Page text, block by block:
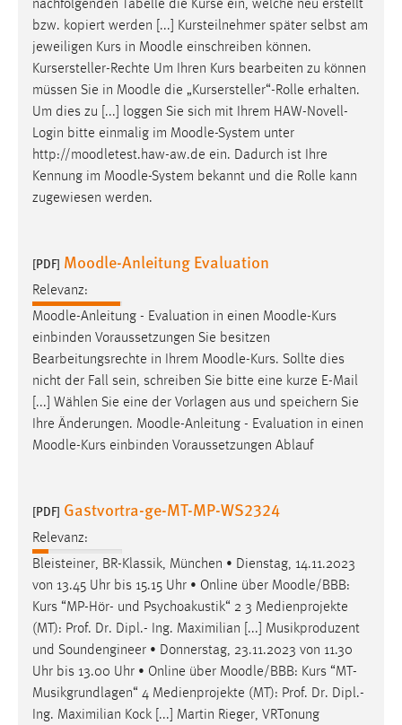
nachfolgenden Tabelle die Kurse ein, welche neu erstellt
bzw. kopiert werden [...] Kursteilnehmer später selbst am
jeweiligen Kurs in Moodle einschreiben können.
Kursersteller-Rechte Um Ihren Kurs bearbeiten zu können
müssen Sie in Moodle die „Kursersteller“-Rolle erhalten.
Um dies zu [...] loggen Sie sich mit Ihrem HAW-Novell-
Login bitte einmalig im Moodle-System unter
http://moodletest.haw-aw.de ein. Dadurch ist Ihre
Kennung im Moodle-System bekannt und die Rolle kann
zugewiesen werden.
[PDF] Moodle-Anleitung Evaluation
Relevanz:
Moodle-Anleitung - Evaluation in einen Moodle-Kurs
einbinden Voraussetzungen Sie besitzen
Bearbeitungsrechte in Ihrem Moodle-Kurs. Sollte dies
nicht der Fall sein, schreiben Sie bitte eine kurze E-Mail
[...] Wählen Sie eine der Vorlagen aus und speichern Sie
Ihre Änderungen. Moodle-Anleitung - Evaluation in einen
Moodle-Kurs einbinden Voraussetzungen Ablauf
[PDF] Gastvortra-ge-MT-MP-WS2324
Relevanz:
Bleisteiner, BR-Klassik, München • Dienstag, 14.11.2023
von 13.45 Uhr bis 15.15 Uhr • Online über Moodle/BBB:
Kurs “MP-Hör- und Psychoakustik“ 2 3 Medienprojekte
(MT): Prof. Dr. Dipl.- Ing. Maximilian [...] Musikproduzent
und Soundengineer • Donnerstag, 23.11.2023 von 11.30
Uhr bis 13.00 Uhr • Online über Moodle/BBB: Kurs “MT-
Musikgrundlagen“ 4 Medienprojekte (MT): Prof. Dr. Dipl.-
Ing. Maximilian Kock [...] Martin Rieger, VRTonung
Cookie Laufzeit:
24 Stunden
STATISTIK
Statistik Cookies erfassen Informationen anonym.
Diese Informationen helfen uns zu verstehen, wie
unsere Besucher unsere Website nutzen.
_pk_ref, _pk_cvar, _pk_id, _pk_ses
Zweck:
Zugriffsstatistik
Cookie Laufzeit:
Max. 13 Monate
MARKETING
Sie tun dies, indem sie Besucher über Websites
hinweg verfolgen.
Google Ads
Name:
Anbieter:
Google Ireland Limited